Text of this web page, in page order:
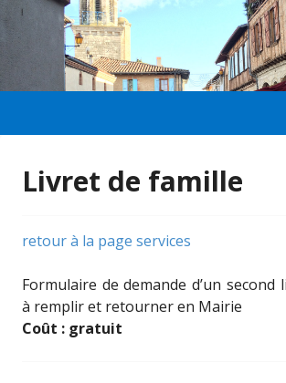
Livret de famille
retour à la page services
Formulaire de demande d’un second
à remplir et retourner en Mairie
Coût : gratuit